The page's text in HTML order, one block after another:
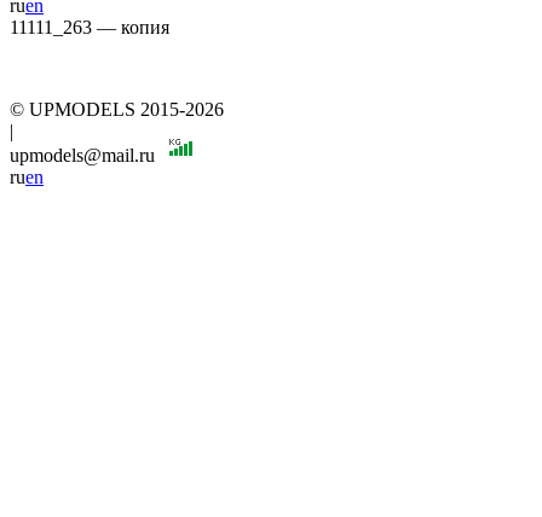
ruen
11111_263 — копия
© UPMODELS 2015-2026
|
upmodels@mail.ru
ruen